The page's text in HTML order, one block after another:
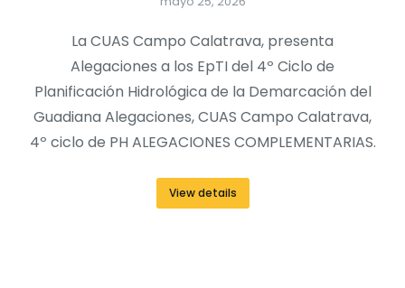
La CUAS Campo Calatrava, presenta
Alegaciones a los EpTI del 4º Ciclo de
Planificación Hidrológica de la Demarcación del
Guadiana Alegaciones, CUAS Campo Calatrava,
4º ciclo de PH ALEGACIONES COMPLEMENTARIAS.
View details